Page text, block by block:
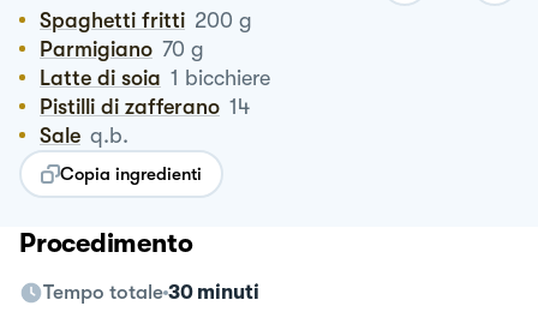
Spaghetti fritti 200 g
Parmigiano 70 g
Latte di soia 1 bicchiere
Pistilli di zafferano 14
Sale q.b.
Copia ingredienti
Procedimento
Tempo totale 30 minuti